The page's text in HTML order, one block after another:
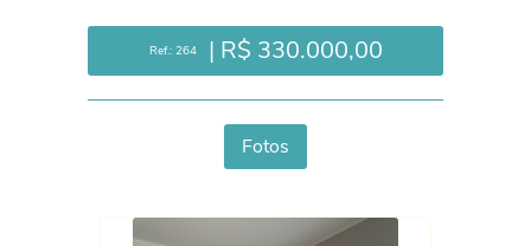
Ref.: 264 | R$ 330.000,00
Fotos